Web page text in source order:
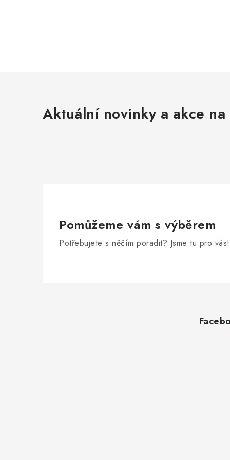
Aktuální novinky a akce na
Pomůžeme vám s výběrem
Potřebujete s něčím poradit? Jsme tu pro vás!